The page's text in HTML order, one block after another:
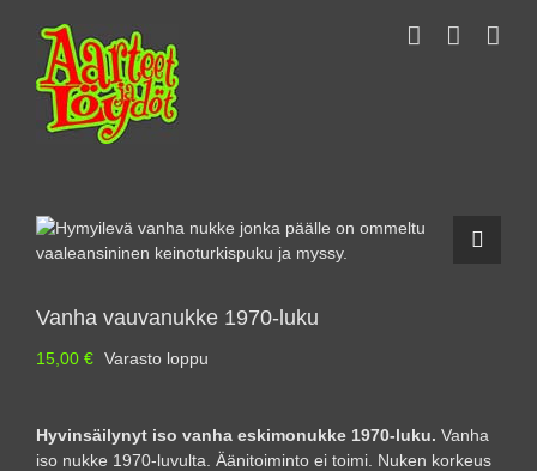
content
Vanha vauvanukke 1970-luku
15,00 € Varasto loppu
Hyvinsäilynyt iso vanha eskimonukke 1970-luku. Vanha
iso nukke 1970-luvulta. Äänitoiminto ei toimi. Nuken korkeus